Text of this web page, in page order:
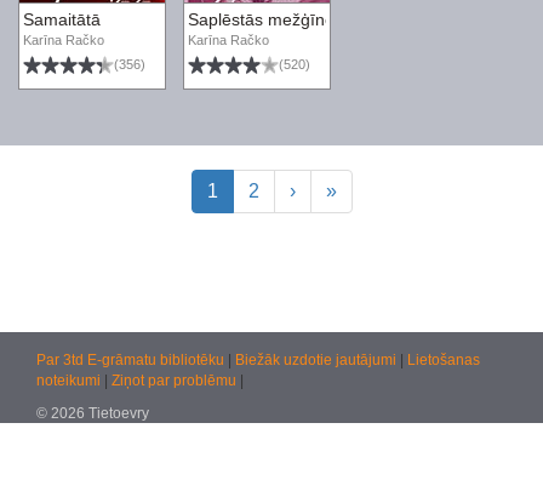
Samaitātā
Karīna Račko
(356)
Saplēstās mežģīnes
Karīna Račko
(520)
1 2 › »
Par 3td E-grāmatu bibliotēku Biežāk uzdotie jautājumi
Lietošanas
noteikumi
Ziņot par problēmu
© 2026 Tietoevry